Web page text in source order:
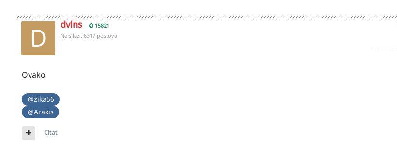
dvlns 15821
Ne silazi, 6317 postova
Ovako
@zika56
@Arakis
Citat